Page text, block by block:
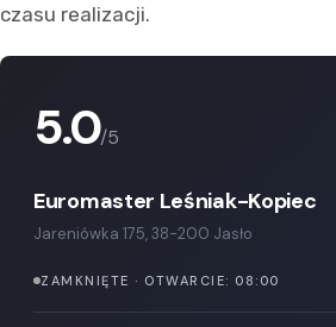
czasu realizacji.
5.0/5
Euromaster Leśniak-Kopiec
Jareniówka 175, 38-200 Jasło
ZAMKNIĘTE · OTWARCIE: 08:00